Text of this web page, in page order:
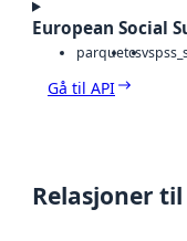
European Social
parquetcsv
Gå til API
Relasjoner